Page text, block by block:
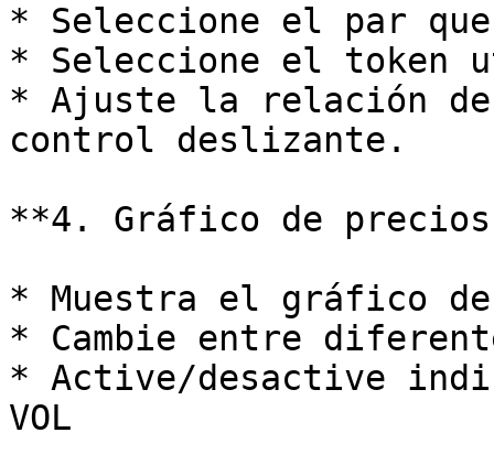
* Seleccione el par
* Seleccione el token
* Ajuste la relación de
control deslizante.
**4. Gráfico de
* Muestra el gráfico
* Cambie entre
* Active/desactive
VOL